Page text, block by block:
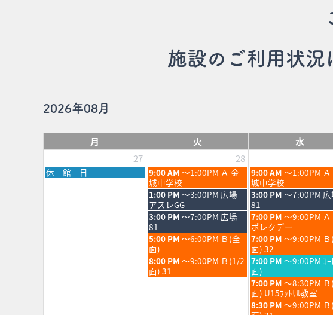
施設のご利用状況
2026年08月
月 火 水
27
28
月
曜
休 館 日
火
曜
日,
7
月
28th
2026
9:00 AM ～1:00PM Ａ 金
城中学校
水
曜
日,
7
月
29th
2026
9:00 AM ～1:00PM Ａ
城中学校
火
曜
日,
7
月
28th
2026
1:00 PM ～3:00PM 広場
アスレGG
水
曜
日,
7
月
29th
2026
3:00 PM ～7:00PM 広
81
火
曜
日,
7
月
28th
2026
3:00 PM ～7:00PM 広場
81
水
曜
日,
7
月
29th
2026
7:00 PM ～9:00PM Ａ
ポレクデー
火
曜
日,
7
月
5:00 PM ～6:00PM Ｂ(全
面)
水
曜
日,
7
月
29th
2026
7:00 PM ～9:00PM
面) 32
火
曜
日,
8:00 PM ～9:00PM Ｂ(1/2
面) 31
水
曜
日,
7
月
29th
7:00 PM ～9:00PM ｺ
面)
水
曜
日,
7:00 PM ～8:30PM
面) U15ﾌｯﾄｻﾙ教室
水
8:30 PM ～9:00PM